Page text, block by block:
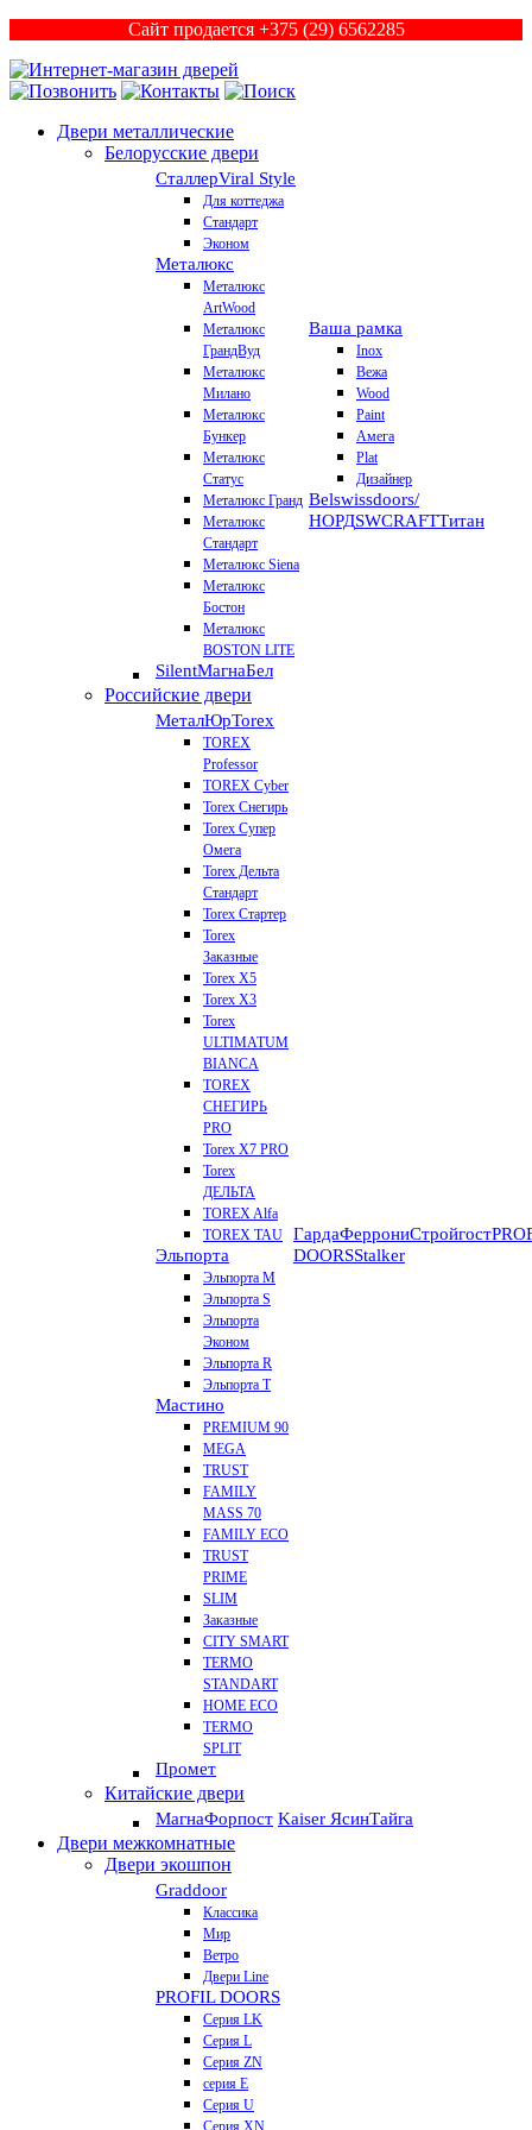
Сайт продается +375 (29) 6562285
Двери металлические
Белорусские двери
СталлерViral Style
Для коттеджа
Стандарт
Эконом
Металюкс
Металюкс
ArtWood
Металюкс
ГрандВуд
Металюкс
Милано
Металюкс
Бункер
Металюкс
Статус
Металюкс Гранд
Металюкс
Стандарт
Металюкс Siena
Металюкс
Бостон
Металюкс
BOSTON LITE
SilentМагнаБел
Ваша рамка
Inox
Вежа
Wood
Paint
Амега
Plat
Дизайнер
Belswissdoors/
НОРДSWCRAFTТитан
Российские двери
МеталЮрTorex
TOREX
Professor
TOREX Cyber
Torex Снегирь
Torex Супер
Омега
Torex Дельта
Стандарт
Torex Стартер
Torex
Заказные
Torex Х5
Torex Х3
Torex
ULTIMATUM
BIANCA
TOREX
СНЕГИРЬ
PRO
Torex X7 PRO
Torex
ДЕЛЬТА
TOREX Alfa
TOREX TAU
Эльпорта
Эльпорта M
Эльпорта S
Эльпорта
Эконом
Эльпорта R
Эльпорта Т
Мастино
PREMIUM 90
MEGA
TRUST
FAMILY
MASS 70
FAMILY ECO
TRUST
PRIME
SLIM
Заказные
CITY SMART
TERMO
STANDART
HOME ECO
ТЕRМО
SPLIT
Промет
ГардаФеррониСтройгост
DOORSStalker
Китайские двери
МагнаФорпост Kaiser ЯсинТайга
Двери межкомнатные
Двери экошпон
Graddoor
Классика
Мир
Ветро
Двери Line
PROFIL DOORS
Серия LK
Серия L
Серия ZN
серия E
Серия U
Серия XN